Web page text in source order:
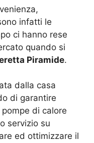
infatti le
ci hanno rese
quando si
Piramide.
dalla casa
di garantire
di calore
servizio su
ed ottimizzare il